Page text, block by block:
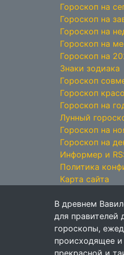
Гороскоп на
Гороскоп на
Гороскоп на
Гороскоп на
Гороскоп на
Знаки зодиака
Гороскоп
Гороскоп
Гороскоп на
Лунный
Гороскоп на
Гороскоп на
Информер и
Политика
Карта сайта
В древнем
для
гороскопы,
происходящее и
прекрасной и